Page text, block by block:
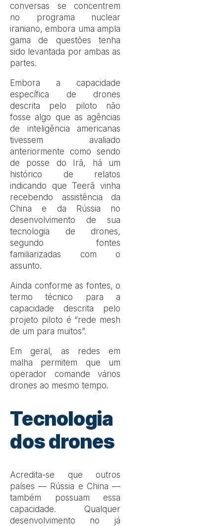
conversas se concentrem
no programa nuclear
iraniano, embora uma ampla
gama de questões tenha
sido levantada por ambas as
partes.
Embora a capacidade
específica de drones
descrita pelo piloto não
fosse algo que as agências
de inteligência americanas
tivessem avaliado
anteriormente como sendo
de posse do Irã, há um
histórico de relatos
indicando que Teerã vinha
recebendo assistência da
China e da Rússia no
desenvolvimento de sua
tecnologia de drones,
segundo fontes
familiarizadas com o
assunto.
Ainda conforme as fontes, o
termo técnico para a
capacidade descrita pelo
projeto piloto é “rede mesh
de um para muitos”.
Em geral, as redes em
malha permitem que um
operador comande vários
drones ao mesmo tempo.
Tecnologia
dos drones
Acredita-se que outros
países — Rússia e China —
também possuam essa
capacidade. Qualquer
desenvolvimento no já